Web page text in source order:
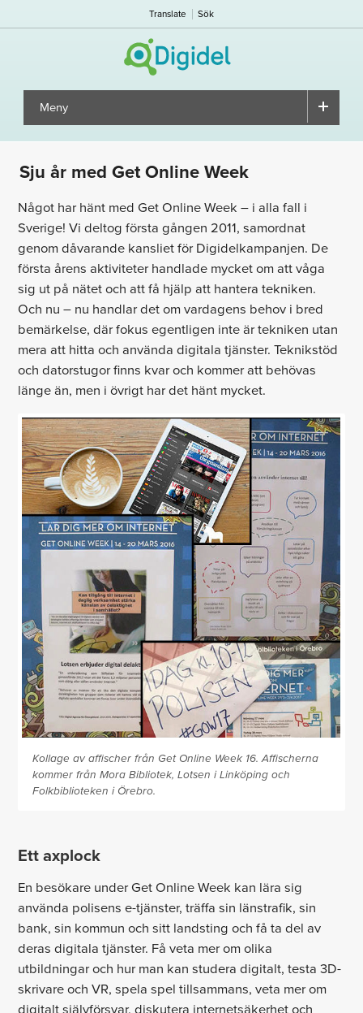
Translate Sök
Meny ▼
Sju år med Get Online Week
Något har hänt med Get Online Week – i alla fall i
Sverige! Vi deltog första gången 2011, samordnat
genom dåvarande kansliet för Digidelkampanjen. De
första årens aktiviteter handlade mycket om att våga
sig ut på nätet och att få hjälp att hantera tekniken.
Och nu – nu handlar det om vardagens behov i bred
bemärkelse, där fokus egentligen inte är tekniken utan
mera att hitta och använda digitala tjänster. Teknikstöd
och datorstugor finns kvar och kommer att behövas
länge än, men i övrigt har det hänt mycket.
Kollage av affischer från Get Online Week 16. Affischerna
kommer från Mora Bibliotek, Lotsen i Linköping och
Folkbiblioteken i Örebro.
Ett axplock
En besökare under Get Online Week kan lära sig
använda polisens e-tjänster, träffa sin länstrafik, sin
bank, sin kommun och sitt landsting och få ta del av
deras digitala tjänster. Få veta mer om olika
utbildningar och hur man kan studera digitalt, testa 3D-
skrivare och VR, spela spel tillsammans, veta mer om